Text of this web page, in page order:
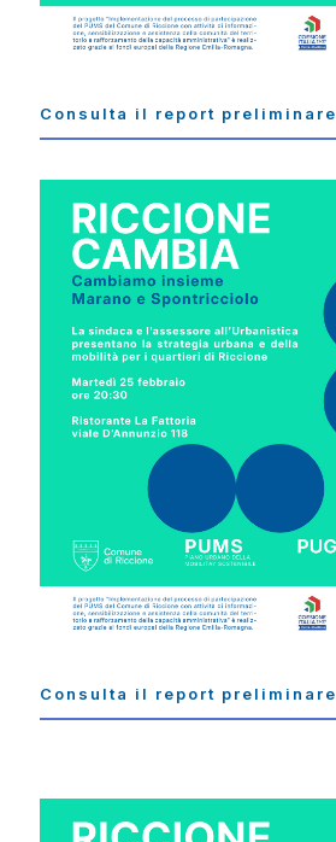
Consulta il report preliminare
Consulta il report preliminare